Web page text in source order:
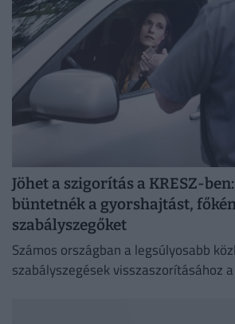
Jöhet a szigorítás a KRESZ-
büntetnék a gyorshajtást,
szabályszegőket
Számos országban a legsúlyosabb
szabályszegések visszaszorításához